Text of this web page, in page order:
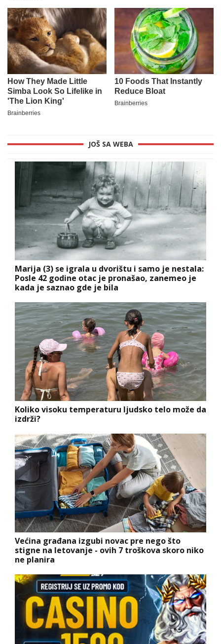
JOŠ SA WEBA
Marija (3) se igrala u dvorištu i samo je nestala:
Posle 42 godine otac je pronašao, zanemeo je
kada je saznao gde je bila
Koliko visoku temperaturu ljudsko telo može da
izdrži?
Većina građana izgubi novac pre nego što
stigne na letovanje - ovih 7 troškova skoro niko
ne planira